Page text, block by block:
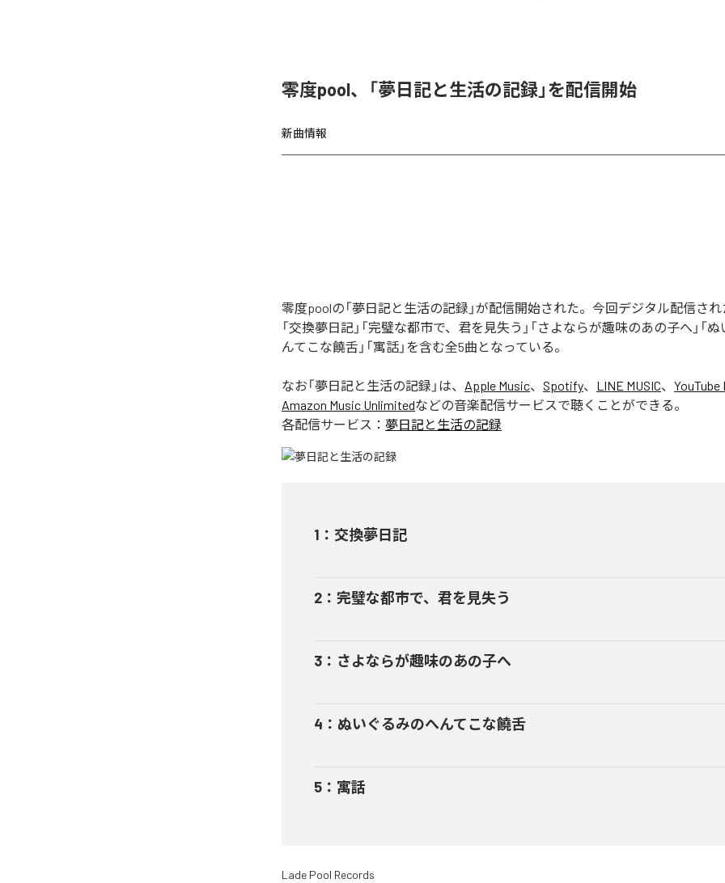
零度pool、「夢日記と生活の記録」を配信開始
新曲情報
零度poolの「夢日記と生活の記録」が配信開始された。今回デジタル配信され
「交換夢日記」「完璧な都市で、君を見失う」「さよならが趣味のあの子へ」「
んてこな饒舌」「寓話」を含む全5曲となっている。
なお「夢日記と生活の記録 」は、 Apple Music、 Spotify、 LINE MUSIC、 YouTube
Amazon Music Unlimitedなどの音楽配信サービスで聴くことができる。
各配信サービス： 夢日記と生活の記録
1 ： 交換夢日記
2 ： 完璧な都市で、君を見失う
3 ： さよならが趣味のあの子へ
4 ： ぬいぐるみのへんてこな饒舌
5 ： 寓話
Lade Pool Records